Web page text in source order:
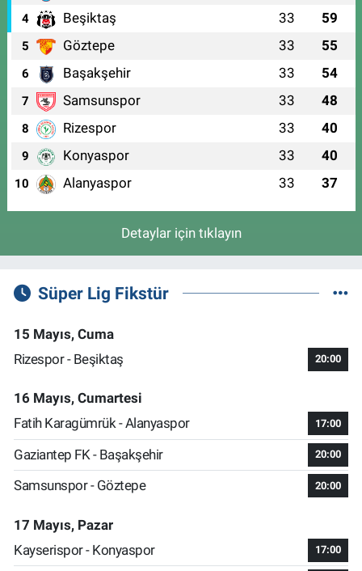
4 Beşiktaş 33 59
5 Göztepe 33 55
6 Başakşehir 33 54
7 Samsunspor 33 48
8 Rizespor 33 40
9 Konyaspor 33 40
10 Alanyaspor 33 37
Detaylar için tıklayın
Süper Lig Fikstür
15 Mayıs, Cuma
Rizespor - Beşiktaş
20:00
16 Mayıs, Cumartesi
Fatih Karagümrük - Alanyaspor
17:00
Gaziantep FK - Başakşehir 20:00
Samsunspor - Göztepe 20:00
17 Mayıs, Pazar
Kayserispor - Konyaspor
17:00